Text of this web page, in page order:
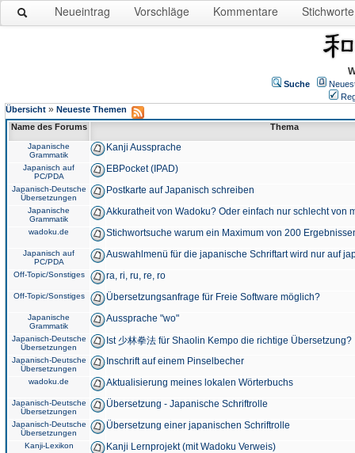
Neueintrag Vorschläge Kommentare Stichworte
Suche
Übersicht » Neueste Themen
Name des Forums
Thema
Japanische
Grammatik
Kanji Aussprache
Japanisch auf
PC/PDA
EBPocket (IPAD)
Japanisch-Deutsche
Übersetzungen
Postkarte auf Japanisch schreiben
Japanische
Grammatik
Akkuratheit von Wadoku? Oder einfach nur schlecht von
wadoku.de Stichwortsuche warum ein Maximum von 200
Japanisch auf
PC/PDA
Auswahlmenü für die japanische Schriftart wird nur auf
Off-Topic/Sonstiges ra, ri, ru, re, ro
Off-Topic/Sonstiges Übersetzungsanfrage für Freie Software möglich?
Japanische
Grammatik
Aussprache "wo"
Japanisch-Deutsche
Übersetzungen
Ist 少林拳法 für Shaolin Kempo die richtige Übersetzung?
Japanisch-Deutsche
Übersetzungen
Inschrift auf einem Pinselbecher
wadoku.de Aktualisierung meines lokalen Wörterbuchs
Japanisch-Deutsche
Übersetzungen
Übersetzung - Japanische Schriftrolle
Japanisch-Deutsche
Übersetzungen
Übersetzung einer japanischen Schriftrolle
Kanji-Lexikon Kanji Lernprojekt (mit Wadoku Verweis)